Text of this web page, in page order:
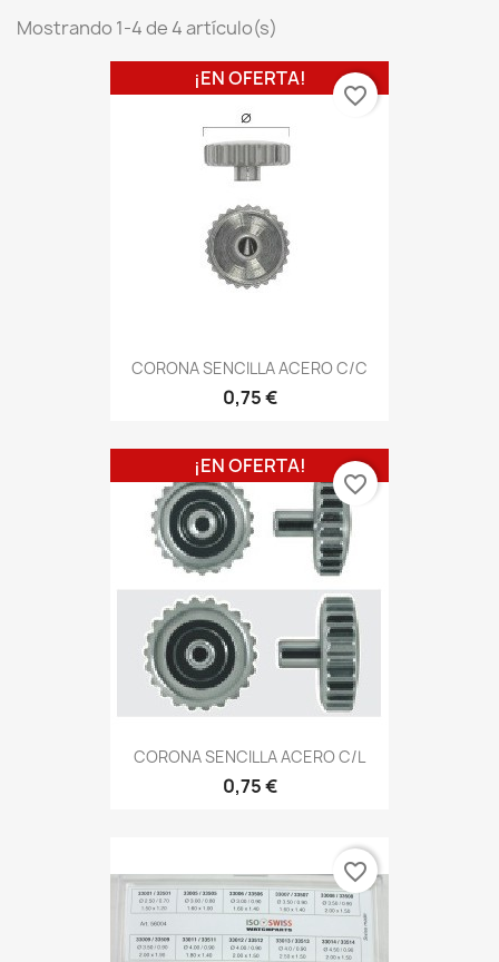
Mostrando 1-4 de 4 artículo(s)
CORONA SENCILLA ACERO C/C
0,75 €
¡EN OFERTA!
favorite_border
CORONA SENCILLA ACERO C/L
0,75 €
¡EN OFERTA!
favorite_border
favorite_border